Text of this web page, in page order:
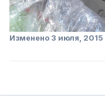
Изменено 3 июля, 2015